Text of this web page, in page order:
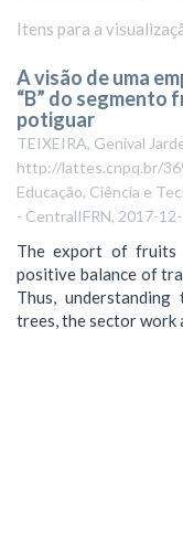
Itens para a
A visão de uma
“B” do
potiguar
TEIXEIRA, Genival
http://lattes.cnpq.br/
Educação, Ciência e
- CentralIFRN, 2017-
The export of fruits
positive balance of
Thus,
trees, the sector work